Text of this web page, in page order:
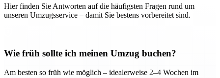
Hier finden Sie Antworten auf die häufigsten Fragen rund um
unseren Umzugsservice – damit Sie bestens vorbereitet sind.
Wie früh sollte ich meinen Umzug buchen?
Am besten so früh wie möglich – idealerweise 2–4 Wochen im